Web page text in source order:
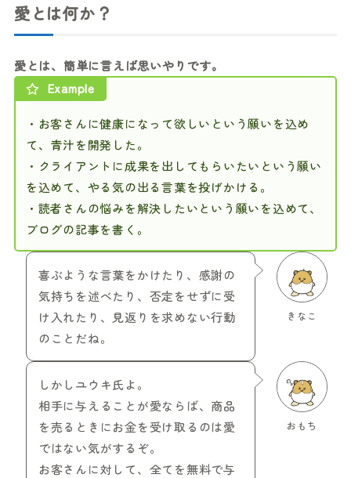
愛とは何か？
愛とは、簡単に言えば思いやりです。
Example
・お客さんに健康になって欲しいという願いを込め
て、青汁を開発した。
・クライアントに成果を出してもらいたいという願い
を込めて、やる気の出る言葉を投げかける。
・読者さんの悩みを解決したいという願いを込めて、
ブログの記事を書く。
きなこ
喜ぶような言葉をかけたり、感謝の
気持ちを述べたり、否定をせずに受
け入れたり、見返りを求めない行動
のことだね。
おもち
しかしユウキ氏よ。
相手に与えることが愛ならば、商品
を売るときにお金を受け取るのは愛
ではない気がするぞ。
お客さんに対して、全てを無料で与